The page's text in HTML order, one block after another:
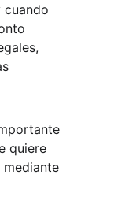
cuando
quiere